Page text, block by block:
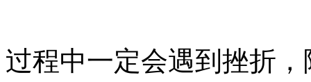
过程中一定会遇到挫折